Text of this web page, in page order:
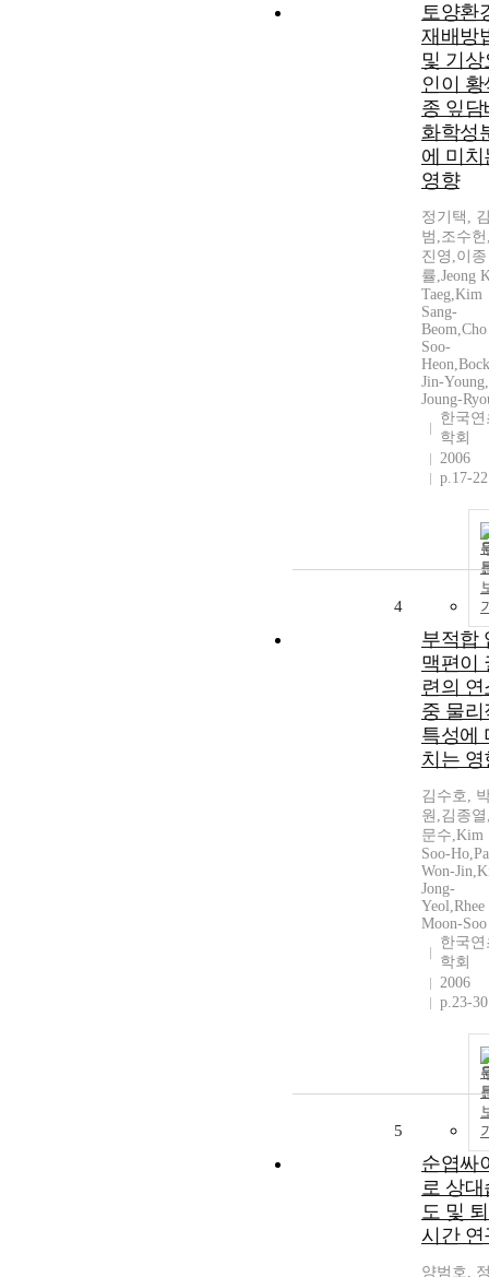
토양환
재배방
및 기상
인이 황
종 잎담
화학성
에 미치
영향
정기택,
범,조수
진영,이종
률,Jeong
Taeg,Kim
Sang-
Beom,Cho
Soo-
Heon,Bock
Jin-
Joung-
한국연
학회
2006
p.17-22
4
부적합
맥편이
련의 연
중 물리
특성에
치는 영
김수호,
원,김종
문수,Kim
Soo-
Won-
Jong-
Yeol,Rhee
Moon-Soo
한국연
학회
2006
p.23-30
5
순엽싸
로 상대
도 및
시간 연
양범호,